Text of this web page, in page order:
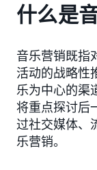
什么是
音乐营销既指
活动的战略性
乐为中心的渠
将重点探讨后
过社交媒体、
乐营销。